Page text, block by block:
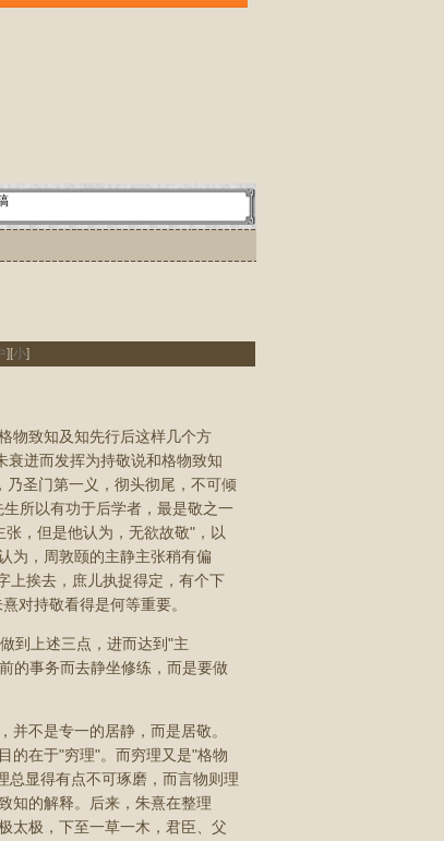
][小]
物致知及知先行后这样几个方
衰迸而发挥为持敬说和格物致知
圣门第一义，彻头彻尾，不可倾
所以有功于后学者，最是敬之一
，但是他认为，无欲故敬"，以
为，周敦颐的主静主张稍有偏
上挨去，庶儿执捉得定，有个下
对持敬看得是何等重要。
到上述三点，进而达到"主
的事务而去静坐修练，而是要做
不是专一的居静，而是居敬。
的在于"穷理"。而穷理又是"格物
总显得有点不可琢磨，而言物则理
知的解释。后来，朱熹在整理
太极，下至一草一木，君臣、父